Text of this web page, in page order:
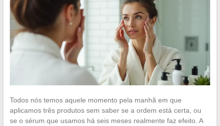
Todos nós temos aquele momento pela manhã em que
aplicamos três produtos sem saber se a ordem está certa, ou
se o sérum que usamos há seis meses realmente faz efeito. A